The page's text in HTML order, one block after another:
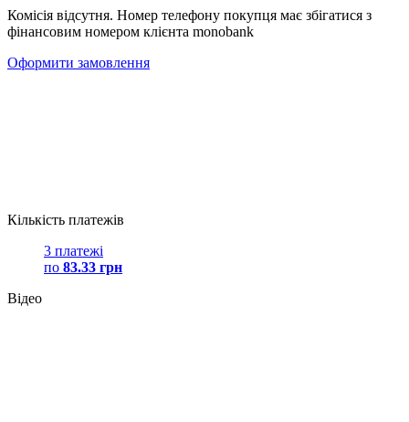
Комісія відсутня. Номер телефону покупця має збігатися з
фінансовим номером клієнта monobank
Оформити замовлення
Кількість платежів
3 платежі
по 83.33 грн
Відео